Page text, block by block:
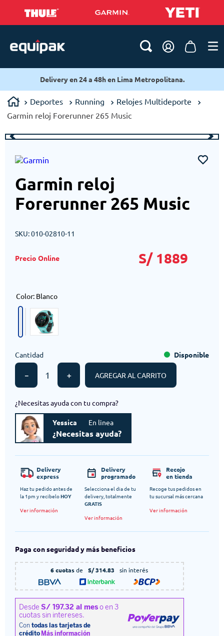
Delivery en 24 a 48h en Lima Metropolitana.
Deportes Running
Relojes Multideporte
Garmin reloj Forerunner 265 Music
Garmin reloj
Forerunner 265 Music
SKU:010-02810-11
S/ 1889
Color: Blanco
Cantidad
＋
－
Disponible
AGREGAR AL CARRITO
¿Necesitas ayuda con tu compra?
Yessica En linea
¿Necesitas ayuda?
Delivery
express
Haz tu pedido antes de
la 1pm y recibeloHOY
Ver información
Delivery
programado
Selecciona el dia de tu
delivery, totalmente
GRATIS
Ver información
Recojo
en tienda
Recoge tus pedidos en
tu sucursal más cercana
Ver información
Paga con seguridad y más beneficios
6 cuotasde S/ 314.83 sin interés